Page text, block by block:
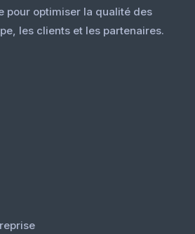
pour optimiser la qualité des
les clients et les partenaires.